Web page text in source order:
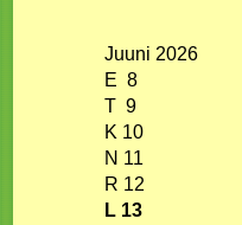
Juuni 2026
E 8
T 9
K 10
N 11
R 12
L 13